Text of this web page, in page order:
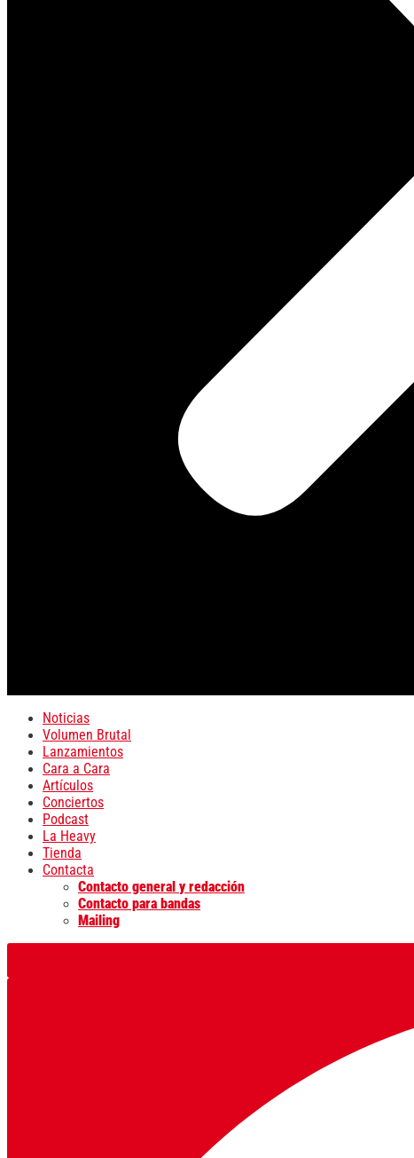
Noticias
Volumen Brutal
Lanzamientos
Cara a Cara
Artículos
Conciertos
Podcast
La Heavy
Tienda
Contacta
Contacto general y redacción
Contacto para bandas
Mailing